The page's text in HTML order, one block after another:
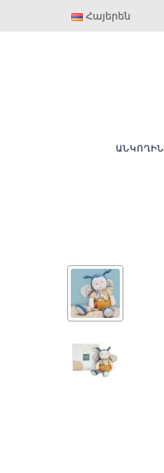
Հայերեն
ԱՆԿՈՂԻՆ